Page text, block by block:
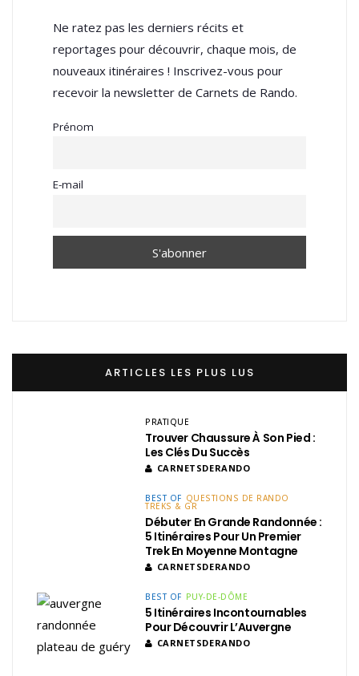
Ne ratez pas les derniers récits et
reportages pour découvrir, chaque mois, de
nouveaux itinéraires ! Inscrivez-vous pour
recevoir la newsletter de Carnets de Rando.
Prénom
E-mail
ARTICLES LES PLUS LUS
PRATIQUE
Trouver Chaussure À Son Pied :
Les Clés Du Succès
CARNETSDERANDO
BEST OF QUESTIONS DE RANDO
TREKS & GR
Débuter En Grande Randonnée :
5 Itinéraires Pour Un Premier
Trek En Moyenne Montagne
CARNETSDERANDO
BEST OF PUY-DE-DÔME
5 Itinéraires Incontournables
Pour Découvrir L’Auvergne
CARNETSDERANDO